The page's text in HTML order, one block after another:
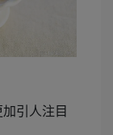
引人注目